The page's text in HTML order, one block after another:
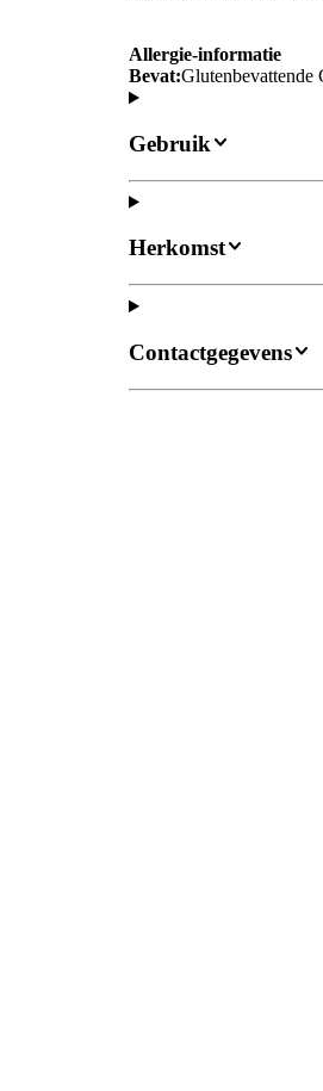
Allergie-informatie
Bevat:Glutenbevattende
Gebruik
Herkomst
Contactgegevens